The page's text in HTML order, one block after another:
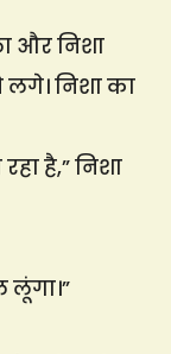
और निशा
निशा का
है,” निशा
लूंगा।”